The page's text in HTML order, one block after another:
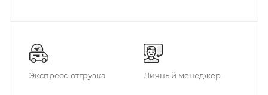
Экспресс-отгрузка Личный менеджер